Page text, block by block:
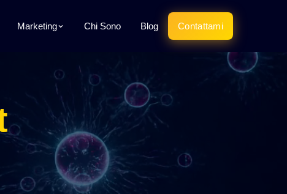
Marketing Chi Sono Blog Contattami